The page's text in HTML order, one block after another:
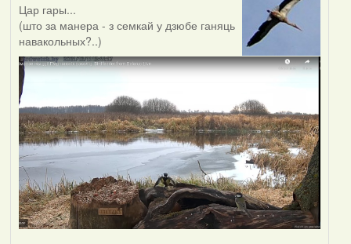
Цар гары...
(што за манера - з семкай у дзюбе ганяць
навакольных?..)